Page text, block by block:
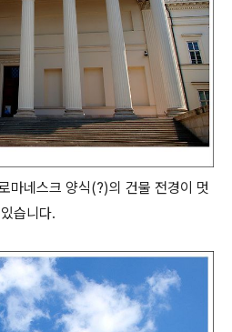
마네스크 양식(?)의 건물 전경이 멋
있습니다.